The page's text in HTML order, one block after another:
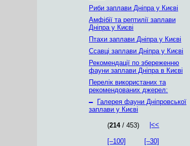
Риби заплави Дніпра у Києві
Амфібії та рептилії заплави
Дніпра у Києві
Птахи заплави Дніпра у Києві
Ссавці заплави Дніпра у Києві
Рекомендації по збереженню
фауни заплави Дніпра в Києві
Перелік використаних та
рекомендованих джерел:
–
Галерея фауни Дніпровської
заплави у Києві
(214/ 453) |<<
[–100]
[–30]